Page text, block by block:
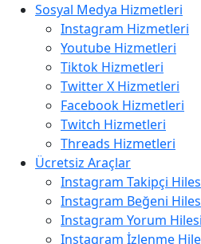
Sosyal Medya Hizmetleri
Instagram Hizmetleri
Youtube Hizmetleri
Tiktok Hizmetleri
Twitter X Hizmetleri
Facebook Hizmetleri
Twitch Hizmetleri
Threads Hizmetleri
Ücretsiz Araçlar
Instagram Takipçi
Instagram Beğeni
Instagram Yorum Hilesi
Instagram İzlenme